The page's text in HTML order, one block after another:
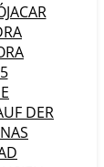
DER